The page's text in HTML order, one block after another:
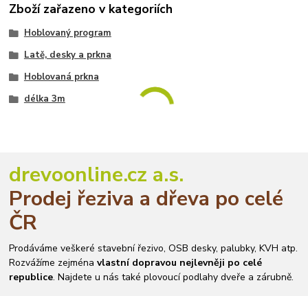
Zboží zařazeno v kategoriích
Hoblovaný program
Latě, desky a prkna
Hoblovaná prkna
délka 3m
drevoonline.cz a.s.
Prodej řeziva a dřeva po celé
ČR
Prodáváme veškeré stavební řezivo, OSB desky, palubky, KVH atp.
Rozvážíme zejménavlastní dopravou nejlevněji po celé
republice. Najdete u nás také plovoucí podlahy dveře a zárubně.